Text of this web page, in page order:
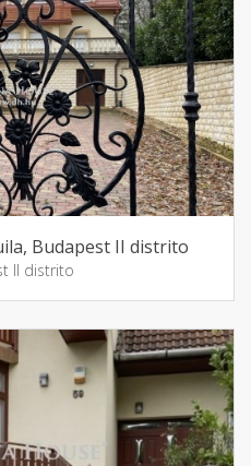
Budapest II distrito
II distrito